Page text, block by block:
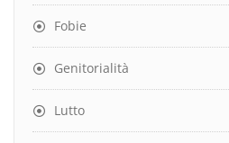
Fobie
Genitorialità
Lutto